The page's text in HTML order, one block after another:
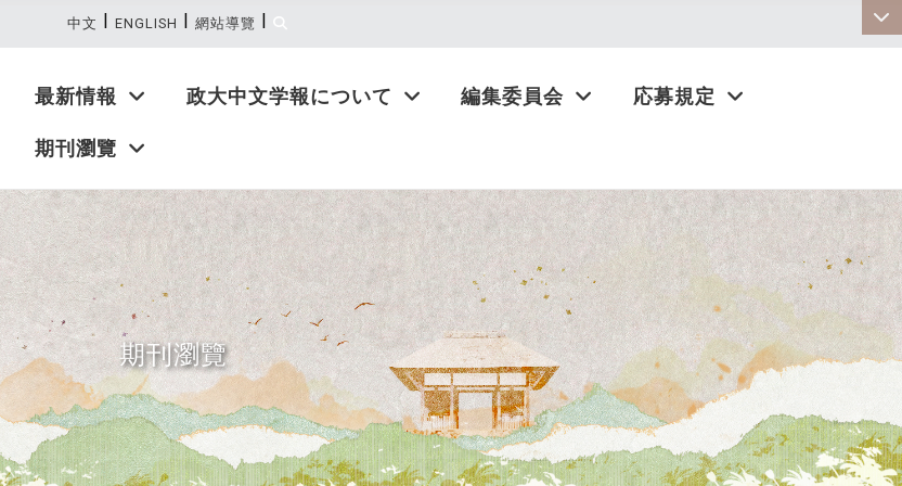
最新情報 政大中文学報について 編集委員会 応募規定
期刊瀏覽
中文 | ENGLISH | 網站導覽 |
期刊瀏覽